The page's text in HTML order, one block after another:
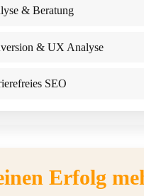
& Beratung
& UX Analyse
SEO
Erfolg